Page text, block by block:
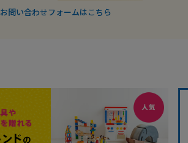
お問い合わせフォームはこちら